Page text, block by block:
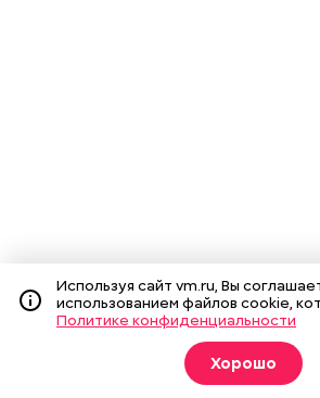
Используя сайт vm.ru, Вы
использованием файлов cookie,
Политике конфиденциальности
Хорошо